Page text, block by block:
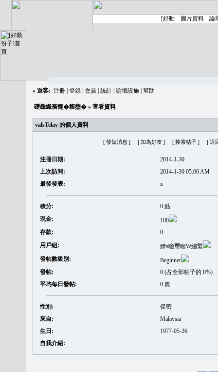
» 遊客: 注冊 登錄 會員 統計 論壇設施 幫助
礎聶織簷翻�䪖壅� » 查看資料
valsTelay 的個人資料
[ 發短消息 ] [ 加為好友 ] [ 搜索帖子 ] [ 返
注冊日期:
2014-1-30
上次訪問:
2014-1-30 05:06 AM
最後發表:
x
積分:
0 點
現金:
100
存款:
0
用戶組:
繚s瞻璽瞻W繡繫
發帖數級別:
Beginner
發帖:
0 (占全部帖子的 0%)
平均每日發帖:
0 篇
性別:
保密
來自:
Malaysia
生日:
1977-05-26
自我介紹: